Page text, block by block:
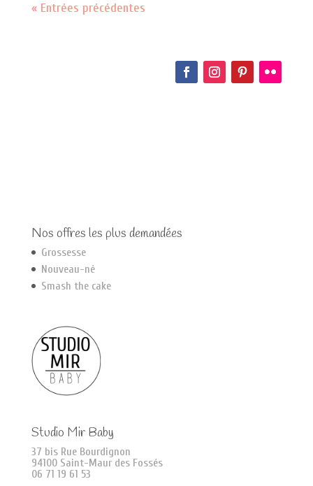
« Entrées précédentes
Nos offres les plus demandées
Grossesse
Nouveau-né
Smash the cake
Studio Mir Baby
37 bis Rue Bourdignon
94100 Saint-Maur des Fossés
06 71 19 61 53